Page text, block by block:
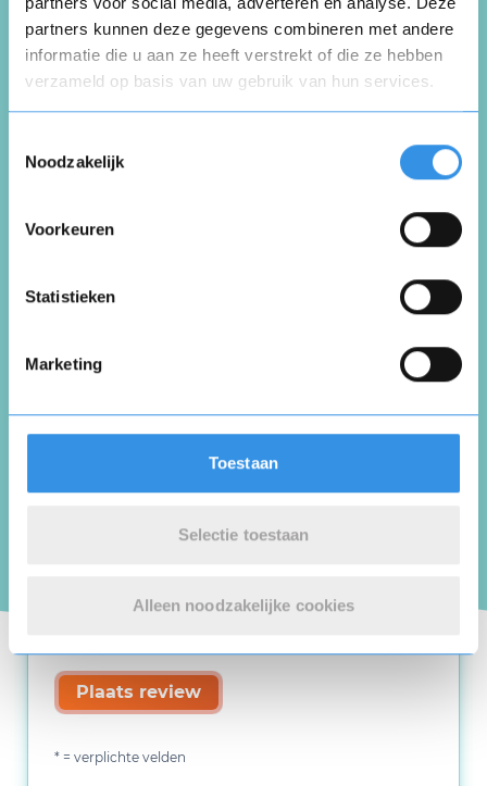
partners kunnen deze gegevens combineren met andere
informatie die u aan ze heeft verstrekt of die ze hebben
verzameld op basis van uw gebruik van hun services.
Noodzakelijk
Voorkeuren
Statistieken
Marketing
Toestaan
Selectie toestaan
Alleen noodzakelijke cookies
Beoordeel je ervaring *
Plaats review
* = verplichte velden